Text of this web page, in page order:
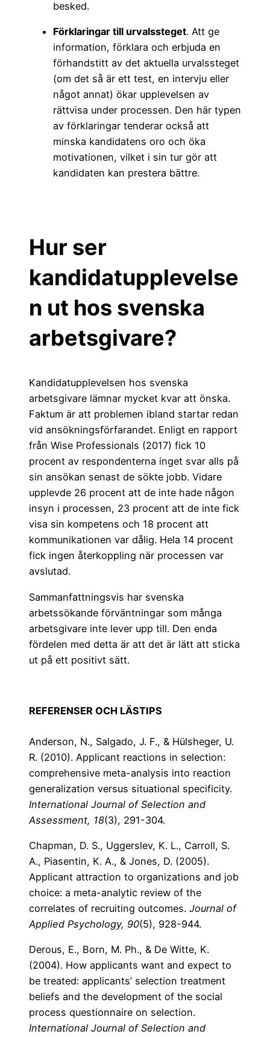
besked.
Förklaringar till urvalssteget. Att ge
information, förklara och erbjuda en
förhandstitt av det aktuella urvalssteget
(om det så är ett test, en intervju eller
något annat) ökar upplevelsen av
rättvisa under processen. Den här typen
av förklaringar tenderar också att
minska kandidatens oro och öka
motivationen, vilket i sin tur gör att
kandidaten kan prestera bättre.
Hur ser
kandidatupplevelse
n ut hos svenska
arbetsgivare?
Kandidatupplevelsen hos svenska
arbetsgivare lämnar mycket kvar att önska.
Faktum är att problemen ibland startar redan
vid ansökningsförfarandet. Enligt en rapport
från Wise Professionals (2017) fick 10
procent av respondenterna inget svar alls på
sin ansökan senast de sökte jobb. Vidare
upplevde 26 procent att de inte hade någon
insyn i processen, 23 procent att de inte fick
visa sin kompetens och 18 procent att
kommunikationen var dålig. Hela 14 procent
fick ingen återkoppling när processen var
avslutad.
Sammanfattningsvis har svenska
arbetssökande förväntningar som många
arbetsgivare inte lever upp till. Den enda
fördelen med detta är att det är lätt att sticka
ut på ett positivt sätt.
REFERENSER OCH LÄSTIPS
Anderson, N., Salgado, J. F., & Hülsheger, U.
R. (2010). Applicant reactions in selection:
comprehensive meta-analysis into reaction
generalization versus situational specificity.
International Journal of Selection and
Assessment, 18(3), 291-304.
Chapman, D. S., Uggerslev, K. L., Carroll, S.
A., Piasentin, K. A., & Jones, D. (2005).
Applicant attraction to organizations and job
choice: a meta-analytic review of the
correlates of recruiting outcomes. Journal of
Applied Psychology, 90(5), 928-944.
Derous, E., Born, M. Ph., & De Witte, K.
(2004). How applicants want and expect to
be treated: applicants’ selection treatment
beliefs and the development of the social
process questionnaire on selection.
International Journal of Selection and